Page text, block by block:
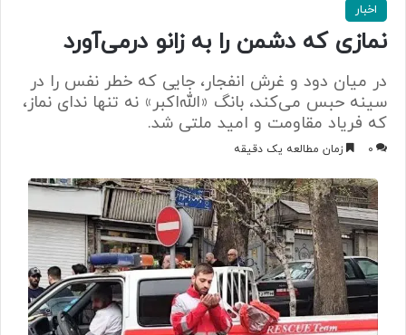
اخبار
نمازی که دشمن را به زانو درمی‌آورد
در میان دود و غرش انفجار، جایی که خطر نفس را در
سینه حبس می‌کند، بانگ «الله‌اکبر» نه تنها ندای نماز،
که فریاد مقاومت و امید ملتی شد.
0 زمان مطالعه یک دقیقه